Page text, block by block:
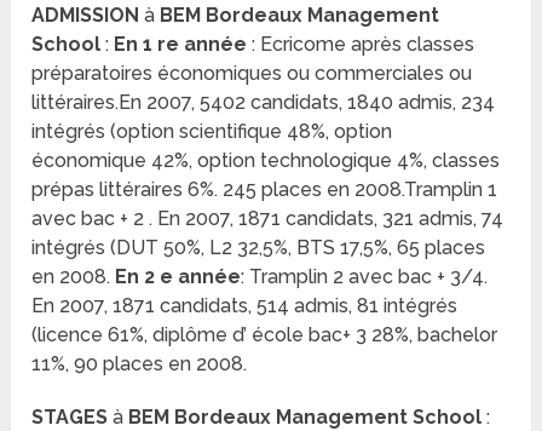
ADMISSION à BEM Bordeaux Management
School: En 1 re année : Ecricome après classes
préparatoires économiques ou commerciales ou
littéraires.En 2007, 5402 candidats, 1840 admis, 234
intégrés (option scientifique 48%, option
économique 42%, option technologique 4%, classes
prépas littéraires 6%. 245 places en 2008.Tramplin 1
avec bac + 2 . En 2007, 1871 candidats, 321 admis, 74
intégrés (DUT 50%, L2 32,5%, BTS 17,5%, 65 places
en 2008. En 2 e année: Tramplin 2 avec bac + 3/4.
En 2007, 1871 candidats, 514 admis, 81 intégrés
(licence 61%, diplôme d’ école bac+ 3 28%, bachelor
11%, 90 places en 2008.
STAGESà BEM Bordeaux Management School: